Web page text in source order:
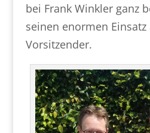
bei Frank Winkler ganz
seinen enormen Einsatz
Vorsitzender.